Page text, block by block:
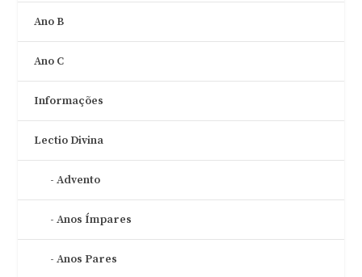
Ano B
Ano C
Informações
Lectio Divina
Advento
Anos Ímpares
Anos Pares